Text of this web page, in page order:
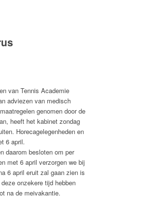
van Tennis Academie
adviezen van medisch
genomen door de
heeft het kabinet zondag
Horecagelegenheden en
6 april.
daarom besloten om per
met 6 april verzorgen we bij
6 april eruit zal gaan zien is
onzekere tijd hebben
na de meivakantie.